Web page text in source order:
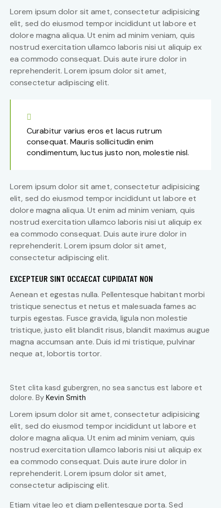
Lorem ipsum dolor sit amet, consectetur adipisicing
elit, sed do eiusmod tempor incididunt ut labore et
dolore magna aliqua. Ut enim ad minim veniam, quis
nostrud exercitation ullamco laboris nisi ut aliquip ex
ea commodo consequat. Duis aute irure dolor in
reprehenderit. Lorem ipsum dolor sit amet,
consectetur adipiscing elit.
Curabitur varius eros et lacus rutrum
consequat. Mauris sollicitudin enim
condimentum, luctus justo non, molestie nisl.
Lorem ipsum dolor sit amet, consectetur adipisicing
elit, sed do eiusmod tempor incididunt ut labore et
dolore magna aliqua. Ut enim ad minim veniam, quis
nostrud exercitation ullamco laboris nisi ut aliquip ex
ea commodo consequat. Duis aute irure dolor in
reprehenderit. Lorem ipsum dolor sit amet,
consectetur adipiscing elit.
EXCEPTEUR SINT OCCAECAT CUPIDATAT NON
Aenean et egestas nulla. Pellentesque habitant morbi
tristique senectus et netus et malesuada fames ac
turpis egestas. Fusce gravida, ligula non molestie
tristique, justo elit blandit risus, blandit maximus augue
magna accumsan ante. Duis id mi tristique, pulvinar
neque at, lobortis tortor.
Stet clita kasd gubergren, no sea sanctus est labore et
dolore. ByKevin Smith
Lorem ipsum dolor sit amet, consectetur adipisicing
elit, sed do eiusmod tempor incididunt ut labore et
dolore magna aliqua. Ut enim ad minim veniam, quis
nostrud exercitation ullamco laboris nisi ut aliquip ex
ea commodo consequat. Duis aute irure dolor in
reprehenderit. Lorem ipsum dolor sit amet,
consectetur adipiscing elit.
Etiam vitae leo et diam pellentesque porta. Sed